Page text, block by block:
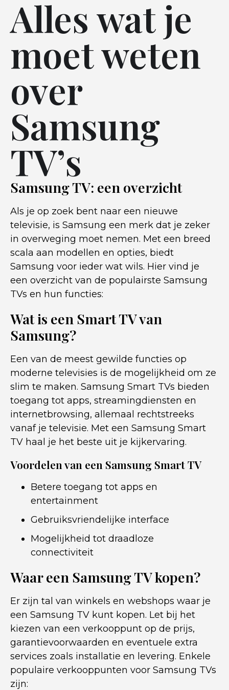
Alles wat je
moet weten
over
Samsung
TV’s
Samsung TV: een overzicht
Als je op zoek bent naar een nieuwe
televisie, is Samsung een merk dat je zeker
in overweging moet nemen. Met een breed
scala aan modellen en opties, biedt
Samsung voor ieder wat wils. Hier vind je
een overzicht van de populairste Samsung
TVs en hun functies:
Wat is een Smart TV van
Samsung?
Een van de meest gewilde functies op
moderne televisies is de mogelijkheid om ze
slim te maken. Samsung Smart TVs bieden
toegang tot apps, streamingdiensten en
internetbrowsing, allemaal rechtstreeks
vanaf je televisie. Met een Samsung Smart
TV haal je het beste uit je kijkervaring.
Voordelen van een Samsung Smart TV
Betere toegang tot apps en
entertainment
Gebruiksvriendelijke interface
Mogelijkheid tot draadloze
connectiviteit
Waar een Samsung TV kopen?
Er zijn tal van winkels en webshops waar je
een Samsung TV kunt kopen. Let bij het
kiezen van een verkooppunt op de prijs,
garantievoorwaarden en eventuele extra
services zoals installatie en levering. Enkele
populaire verkooppunten voor Samsung TVs
zijn: